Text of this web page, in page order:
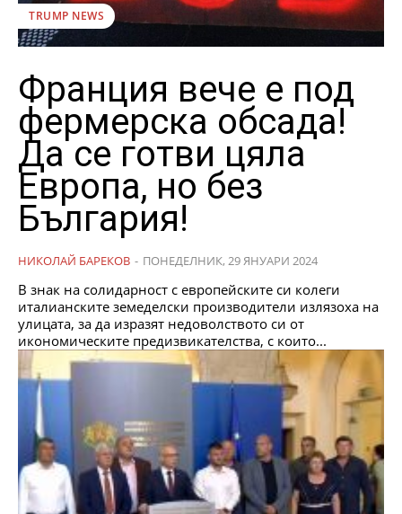
TRUMP NEWS
Франция вече е под
фермерска обсада!
Да се готви цяла
Европа, но без
България!
НИКОЛАЙ БАРЕКОВ - ПОНЕДЕЛНИК, 29 ЯНУАРИ 2024
В знак на солидарност с европейските си колеги
италианските земеделски производители излязоха на
улицата, за да изразят недоволството си от
икономическите предизвикателства, с които...